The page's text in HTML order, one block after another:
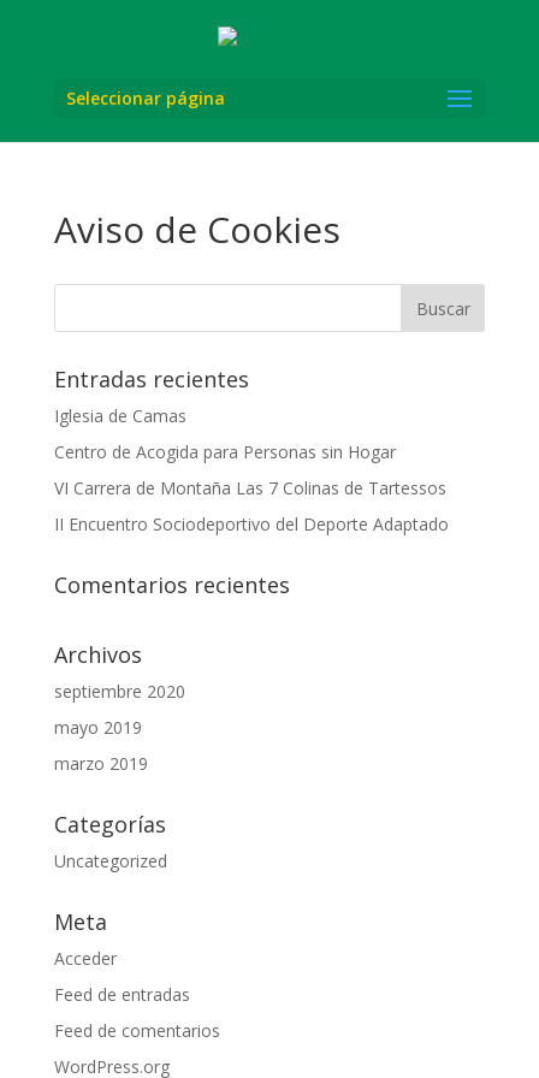
Seleccionar página
Aviso de Cookies
Entradas recientes
Iglesia de Camas
Centro de Acogida para Personas sin Hogar
VI Carrera de Montaña Las 7 Colinas de Tartessos
II Encuentro Sociodeportivo del Deporte Adaptado
Comentarios recientes
Archivos
septiembre 2020
mayo 2019
marzo 2019
Categorías
Uncategorized
Meta
Acceder
Feed de entradas
Feed de comentarios
WordPress.org